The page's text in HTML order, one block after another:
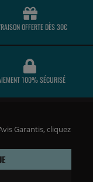
OFFERTE DÈS 30€
100% SÉCURISÉ
Garantis, cliquez